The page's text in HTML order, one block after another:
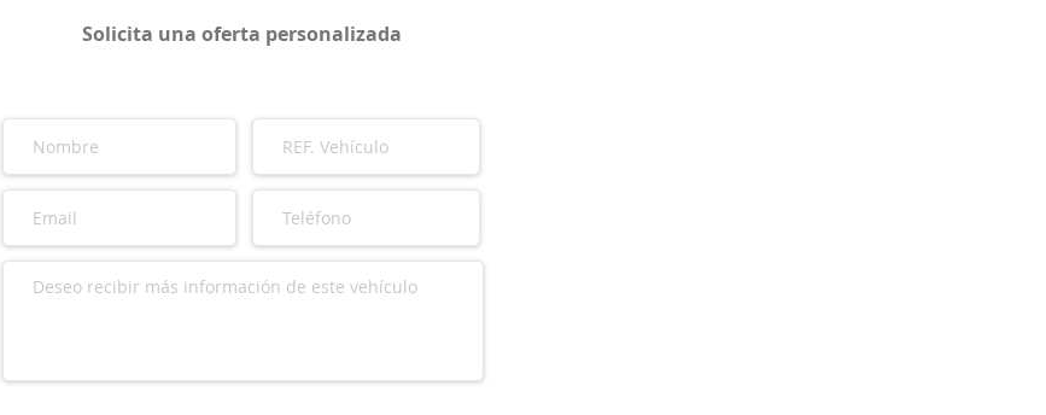
Solicita una oferta personalizada